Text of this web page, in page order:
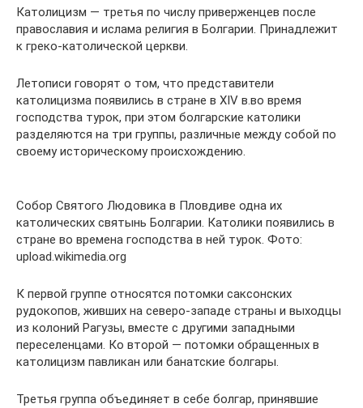
Католицизм — третья по числу приверженцев после
православия и ислама религия в Болгарии. Принадлежит
к греко-католической церкви.
Летописи говорят о том, что представители
католицизма появились в стране в XIV в.во время
господства турок, при этом болгарские католики
разделяются на три группы, различные между собой по
своему историческому происхождению.
Собор Святого Людовика в Пловдиве одна их
католических святынь Болгарии. Католики появились в
стране во времена господства в ней турок. Фото:
upload.wikimedia.org
К первой группе относятся потомки саксонских
рудокопов, живших на северо-западе страны и выходцы
из колоний Рагузы, вместе с другими западными
переселенцами. Ко второй — потомки обращенных в
католицизм павликан или банатские болгары.
Третья группа объединяет в себе болгар, принявшие